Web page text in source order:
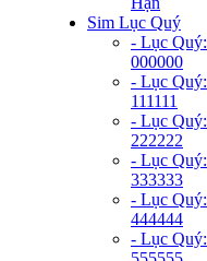
Sim Lục Quý
- Lục Quý:
000000
- Lục Quý:
111111
- Lục Quý:
222222
- Lục Quý:
333333
- Lục Quý:
444444
- Lục Quý: